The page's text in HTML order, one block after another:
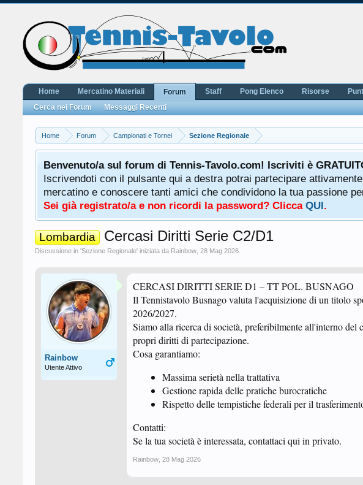
Home Forum Campionati e Tornei Sezione Regionale
Benvenuto/a sul forum di Tennis-Tavolo.com! Iscriviti è
Iscrivendoti con il pulsante qui a destra potrai partecipare
mercatino e conoscere tanti amici che condividono la tua passione
Sei già registrato/a e non ricordi la password? Clicca QUI.
Lombardia Cercasi Diritti Serie C2/D1
Discussione in 'Sezione Regionale' iniziata da Rainbow 28 Mag 2026
Rainbow
Utente Attivo
CERCASI DIRITTI SERIE D1 – TT POL. BUSNAGO
Il Tennistavolo Busnago valuta l'acquisizione di un titolo
2026/2027.
Siamo alla ricerca di società, preferibilmente all'interno
propri diritti di partecipazione.
Cosa garantiamo:
Massima serietà nella trattativa
Gestione rapida delle pratiche burocratiche
Rispetto delle tempistiche federali per il
Contatti:
Se la tua società è interessata, contattaci qui in privato.
Rainbow 28 Mag 2026
Home Mercatino Materiali
Forum
Cerca nei Forum
Messaggi Recenti
Staff Pong Elenco Risorse